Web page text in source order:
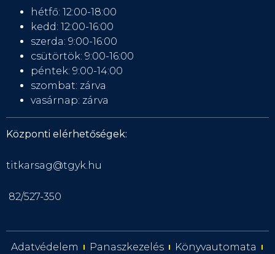
hétfő: 12:00-18:00
kedd: 12:00-16:00
szerda: 9:00-16:00
csütörtök: 9:00-16:00
péntek: 9:00-14:00
szombat: zárva
vasárnap: zárva
Központi elérhetőségek:
titkarsag@tgyk.hu
82/527-350
Adatvédelem Panaszkezelés
Könyvautomata